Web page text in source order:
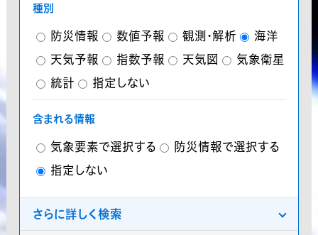
種別
防災情報 数値予報 観測・解析
海洋
天気予報
指数予報 天気図
気象衛星
統計
指定しない
含まれる情報
気象要素で選択する
防災情報で選択する
指定しない
さらに詳しく検索